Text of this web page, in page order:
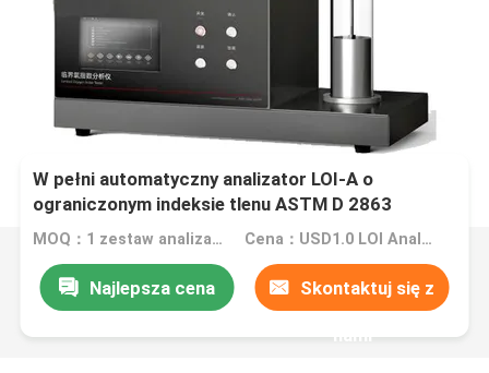
W pełni automatyczny analizator LOI-A o
ograniczonym indeksie tlenu ASTM D 2863
MOQ：1 zestaw analizatora LOI Cena：USD1.0 LOI Analyzer / set
Najlepsza cena Skontaktuj się z
nami